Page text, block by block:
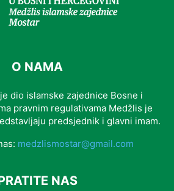
O NAMA
dio islamske zajednice Bosne i
pravnim regulativama Medžlis je
predsjednik i glavni imam.
medzlismostar@gmail.com
NAS